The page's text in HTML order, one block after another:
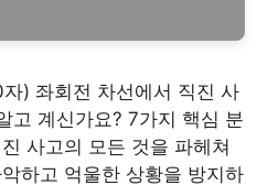
) 좌회전 차선에서 직진 사
고 계신가요? 7가지 핵심 분
사고의 모든 것을 파헤쳐
하고 억울한 상황을 방지하